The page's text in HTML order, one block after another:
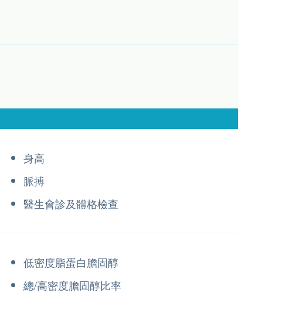
身高
脈搏
醫生會診及體格檢查
低密度脂蛋白膽固醇
總/高密度膽固醇比率